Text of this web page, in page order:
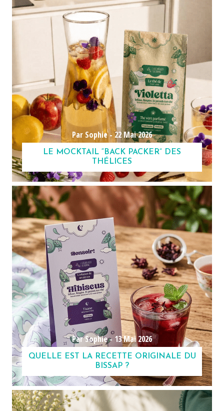
Par Sophie -22 Mai 2026
LE MOCKTAIL “BACK PACKER” DES
THÉLICES
Par Sophie -13 Mai 2026
QUELLE EST LA RECETTE ORIGINALE DU
BISSAP ?